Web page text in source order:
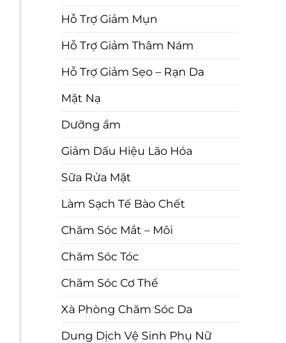
Hỗ Trợ Giảm Mụn
Hỗ Trợ Giảm Thâm Nám
Hỗ Trợ Giảm Sẹo – Rạn Da
Mặt Nạ
Dưỡng ẩm
Giảm Dấu Hiệu Lão Hóa
Sữa Rửa Mặt
Làm Sạch Tế Bào Chết
Chăm Sóc Mắt – Môi
Chăm Sóc Tóc
Chăm Sóc Cơ Thể
Xà Phòng Chăm Sóc Da
Dung Dịch Vệ Sinh Phụ Nữ